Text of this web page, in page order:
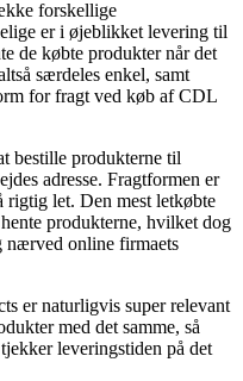
forskellige
er i øjeblikket levering til
de købte produkter når det
særdeles enkel, samt
for fragt ved køb af CDL
bestille produkterne til
adresse. Fragtformen er
rigtig let. Den mest letkøbte
produkterne, hvilket dog
nærved online firmaets
er naturligvis super relevant
med det samme, så
leveringstiden på det